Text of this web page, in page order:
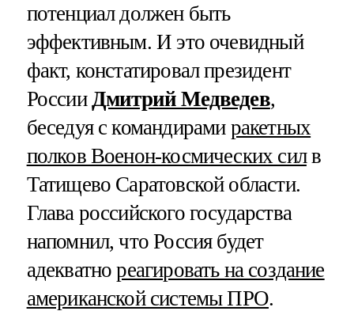
потенциал должен быть
эффективным. И это очевидный
факт, констатировал президент
России Дмитрий Медведев,
беседуя с командирами ракетных
полков Военон-космических силв
Татищево Саратовской области.
Глава российского государства
напомнил, что Россия будет
адекватнореагировать на создание
американской системы ПРО.